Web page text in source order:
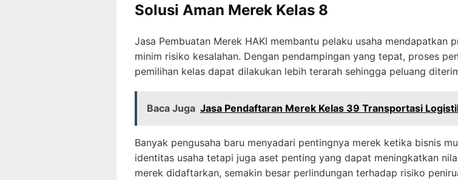
Solusi Aman Merek Kelas 8
Jasa Pembuatan Merek HAKI membantu pelaku usaha mendapatkan
minim risiko kesalahan. Dengan pendampingan yang tepat, proses
pemilihan kelas dapat dilakukan lebih terarah sehingga peluang
Baca Juga Jasa Pendaftaran Merek Kelas 39 Transportasi
Banyak pengusaha baru menyadari pentingnya merek ketika bisnis
identitas usaha tetapi juga aset penting yang dapat meningkatkan
merek didaftarkan, semakin besar perlindungan terhadap risiko